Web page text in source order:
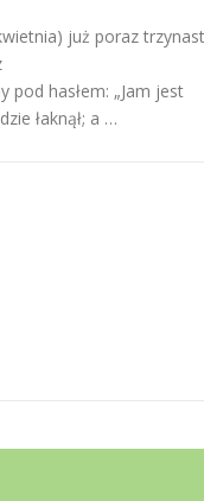
już poraz
hasłem: „Jam jest
łaknął; a …